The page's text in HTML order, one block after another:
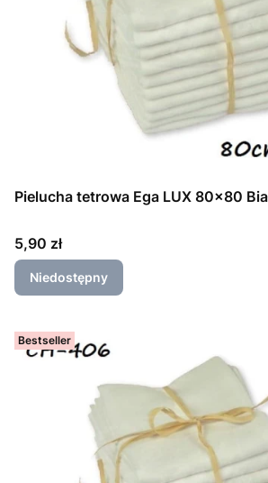
Pielucha tetrowa Ega LUX 80x80
Cena
5,90 zł
Niedostępny
Bestseller